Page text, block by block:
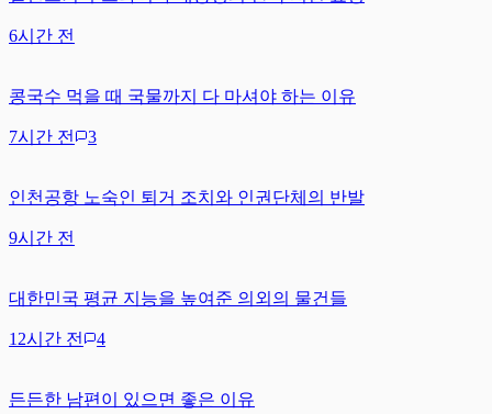
6시간 전
콩국수 먹을 때 국물까지 다 마셔야 하는 이유
7시간 전 3
인천공항 노숙인 퇴거 조치와 인권단체의 반발
9시간 전
대한민국 평균 지능을 높여준 의외의 물건들
12시간 전 4
든든한 남편이 있으면 좋은 이유